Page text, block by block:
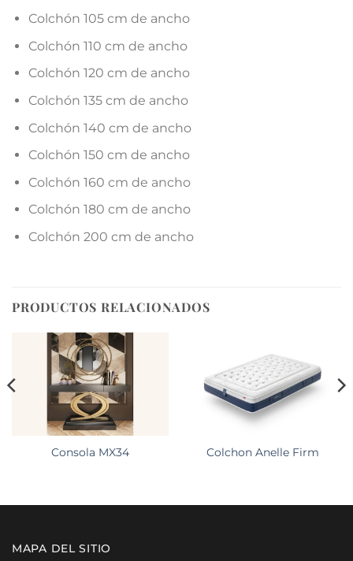
Colchón 105 cm de ancho
Colchón 110 cm de ancho
Colchón 120 cm de ancho
Colchón 135 cm de ancho
Colchón 140 cm de ancho
Colchón 150 cm de ancho
Colchón 160 cm de ancho
Colchón 180 cm de ancho
Colchón 200 cm de ancho
PRODUCTOS RELACIONADOS
Consola MX34 Colchon Anelle Firm
MAPA DEL SITIO